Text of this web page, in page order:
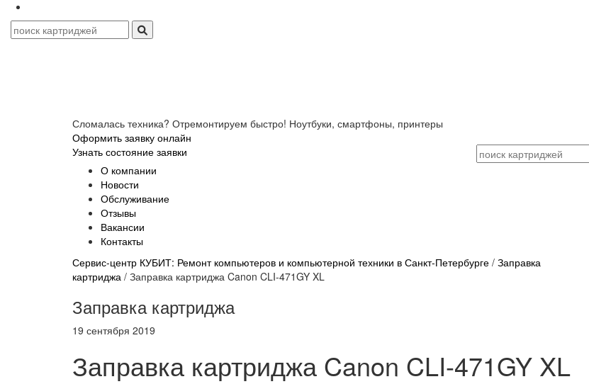
Сломалась техника? Отремонтируем быстро! Ноутбуки, смартфоны, принтеры
Оформить заявку онлайн
Узнать состояние заявки
О компании
Новости
Обслуживание
Отзывы
Вакансии
Контакты
Сервис-центр КУБИТ: Ремонт компьютеров и компьютерной техники в Санкт-Петербурге / Заправка
картриджа / Заправка картриджа Canon CLI-471GY XL
Заправка картриджа
19 сентября 2019
Заправка картриджа Canon CLI-471GY XL